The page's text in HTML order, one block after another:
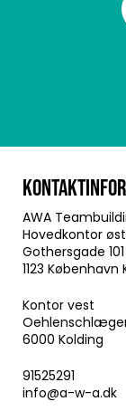
AWA
Hovedkontor øst
Gothersgade
1123 København
Kontor vest
6000 Kolding
91525291
info@a-w-a.dk